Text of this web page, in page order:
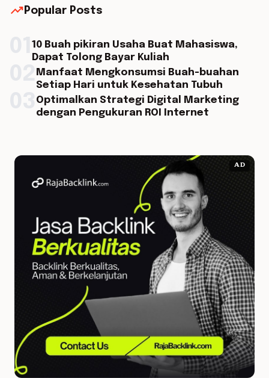
trending_up Popular Posts
10 Buah pikiran Usaha Buat Mahasiswa,
Dapat Tolong Bayar Kuliah
Manfaat Mengkonsumsi Buah-buahan
Setiap Hari untuk Kesehatan Tubuh
Optimalkan Strategi Digital Marketing
dengan Pengukuran ROI Internet
AD